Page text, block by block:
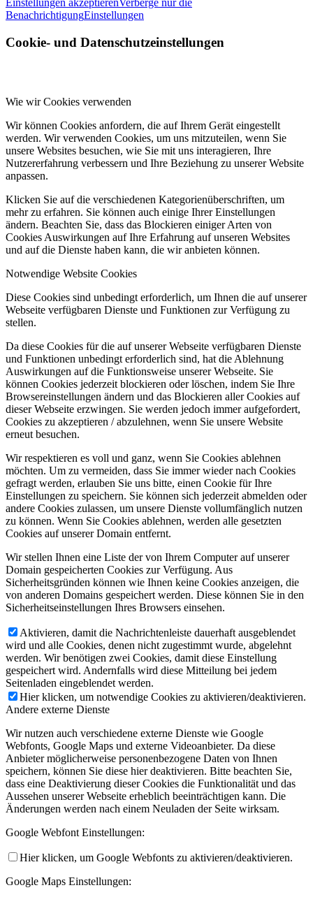
Einstellungen akzeptierenVerberge nur die
BenachrichtigungEinstellungen
Cookie- und Datenschutzeinstellungen
Wie wir Cookies verwenden
Wir können Cookies anfordern, die auf Ihrem Gerät eingestellt
werden. Wir verwenden Cookies, um uns mitzuteilen, wenn Sie
unsere Websites besuchen, wie Sie mit uns interagieren, Ihre
Nutzererfahrung verbessern und Ihre Beziehung zu unserer Website
anpassen.
Klicken Sie auf die verschiedenen Kategorienüberschriften, um
mehr zu erfahren. Sie können auch einige Ihrer Einstellungen
ändern. Beachten Sie, dass das Blockieren einiger Arten von
Cookies Auswirkungen auf Ihre Erfahrung auf unseren Websites
und auf die Dienste haben kann, die wir anbieten können.
Notwendige Website Cookies
Diese Cookies sind unbedingt erforderlich, um Ihnen die auf unserer
Webseite verfügbaren Dienste und Funktionen zur Verfügung zu
stellen.
Da diese Cookies für die auf unserer Webseite verfügbaren Dienste
und Funktionen unbedingt erforderlich sind, hat die Ablehnung
Auswirkungen auf die Funktionsweise unserer Webseite. Sie
können Cookies jederzeit blockieren oder löschen, indem Sie Ihre
Browsereinstellungen ändern und das Blockieren aller Cookies auf
dieser Webseite erzwingen. Sie werden jedoch immer aufgefordert,
Cookies zu akzeptieren / abzulehnen, wenn Sie unsere Website
erneut besuchen.
Wir respektieren es voll und ganz, wenn Sie Cookies ablehnen
möchten. Um zu vermeiden, dass Sie immer wieder nach Cookies
gefragt werden, erlauben Sie uns bitte, einen Cookie für Ihre
Einstellungen zu speichern. Sie können sich jederzeit abmelden oder
andere Cookies zulassen, um unsere Dienste vollumfänglich nutzen
zu können. Wenn Sie Cookies ablehnen, werden alle gesetzten
Cookies auf unserer Domain entfernt.
Wir stellen Ihnen eine Liste der von Ihrem Computer auf unserer
Domain gespeicherten Cookies zur Verfügung. Aus
Sicherheitsgründen können wie Ihnen keine Cookies anzeigen, die
von anderen Domains gespeichert werden. Diese können Sie in den
Sicherheitseinstellungen Ihres Browsers einsehen.
Aktivieren, damit die Nachrichtenleiste dauerhaft ausgeblendet
wird und alle Cookies, denen nicht zugestimmt wurde, abgelehnt
werden. Wir benötigen zwei Cookies, damit diese Einstellung
gespeichert wird. Andernfalls wird diese Mitteilung bei jedem
Seitenladen eingeblendet werden.
Hier klicken, um notwendige Cookies zu aktivieren/deaktivieren.
Andere externe Dienste
Wir nutzen auch verschiedene externe Dienste wie Google
Webfonts, Google Maps und externe Videoanbieter. Da diese
Anbieter möglicherweise personenbezogene Daten von Ihnen
speichern, können Sie diese hier deaktivieren. Bitte beachten Sie,
dass eine Deaktivierung dieser Cookies die Funktionalität und das
Aussehen unserer Webseite erheblich beeinträchtigen kann. Die
Änderungen werden nach einem Neuladen der Seite wirksam.
Google Webfont Einstellungen:
Hier klicken, um Google Webfonts zu aktivieren/deaktivieren.
Google Maps Einstellungen: